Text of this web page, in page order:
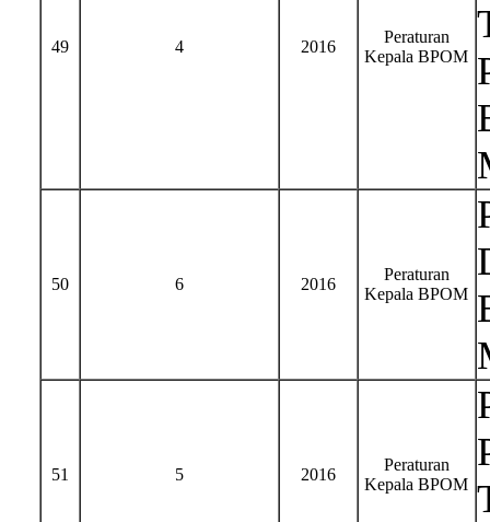
49 4 2016
Peraturan
Kepala BPOM
50 6 2016
Peraturan
Kepala BPOM
51 5 2016
Peraturan
Kepala BPOM